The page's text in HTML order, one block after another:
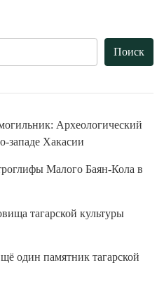
Археологический
западе Хакасии
Малого Баян-Кола в
тагарской культуры
один памятник тагарской